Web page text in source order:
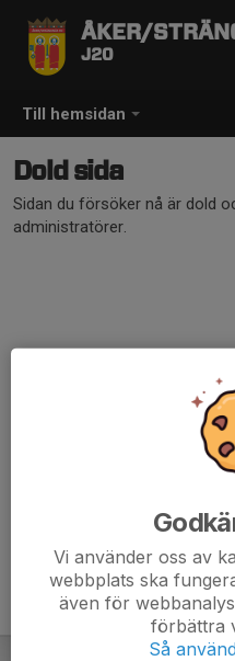
Till hemsidan
ÅKER/
J20
Dold sida
Sidan du försöker nå är dold
administratörer.
Vi använder oss av
webbplats ska
även för
förbättra
Så